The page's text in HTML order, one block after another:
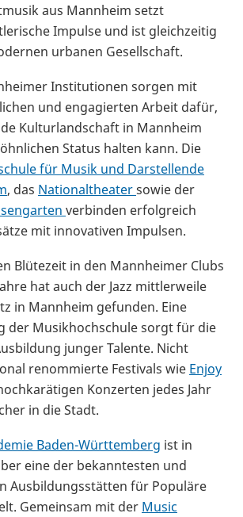
aus Mannheim setzt
Impulse und ist gleichzeitig
urbanen Gesellschaft.
Institutionen sorgen mit
und engagierten Arbeit dafür,
Kulturlandschaft in Mannheim
Status halten kann. Die
für Musik und Darstellende
, das Nationaltheatersowie der
verbinden erfolgreich
mit innovativen Impulsen.
Blütezeit in den Mannheimer Clubs
hat auch der Jazz mittlerweile
in Mannheim gefunden. Eine
der Musikhochschule sorgt für die
junger Talente. Nicht
renommierte Festivals wie Enjoy
Konzerten jedes Jahr
in die Stadt.
Baden-Württemberg ist in
eine der bekanntesten und
Ausbildungsstätten für Populäre
Gemeinsam mit der Music